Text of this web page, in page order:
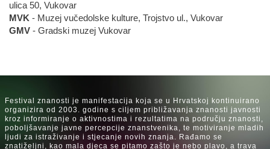
ulica 50, Vukovar
MVK - Muzej vučedolske kulture, Trojstvo ul., Vukovar
GMV - Gradski muzej Vukovar
Festival znanosti je manifestacija koja se u Hrvatskoj kontinuirano
organizira od 2003. godine s ciljem približavanja znanosti javnosti
kroz informiranje o aktivnostima i rezultatima na području znanosti,
poboljšavanje javne percepcije znanstvenika, te motiviranje mladih
ljudi za istraživanje i stjecanje novih znanja. Rađamo se
znatiželjni, kao mala djeca se pitamo zašto je nebo plavo, a trava